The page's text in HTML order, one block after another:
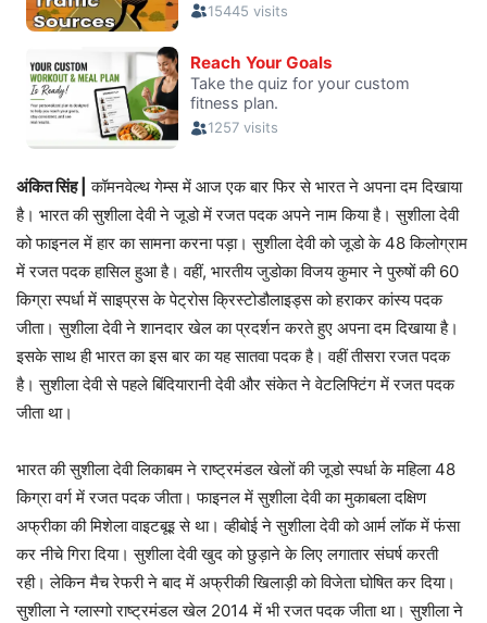
अंकित सिंह | कॉमनवेल्थ गेम्स में आज एक बार फिर से भारत ने अपना दम दिखाया
है। भारत की सुशीला देवी ने जूडो में रजत पदक अपने नाम किया है। सुशीला देवी
को फाइनल में हार का सामना करना पड़ा। सुशीला देवी को जूडो के 48 किलोग्राम
में रजत पदक हासिल हुआ है। वहीं, भारतीय जुडोका विजय कुमार ने पुरुषों की 60
किग्रा स्पर्धा में साइप्रस के पेट्रोस क्रिस्टोडौलाइड्स को हराकर कांस्य पदक
जीता। सुशीला देवी ने शानदार खेल का प्रदर्शन करते हुए अपना दम दिखाया है।
इसके साथ ही भारत का इस बार का यह सातवा पदक है। वहीं तीसरा रजत पदक
है। सुशीला देवी से पहले बिंदियारानी देवी और संकेत ने वेटलिफ्टिंग में रजत पदक
जीता था।
भारत की सुशीला देवी लिकाबम ने राष्ट्रमंडल खेलों की जूडो स्पर्धा के महिला 48
किग्रा वर्ग में रजत पदक जीता। फाइनल में सुशीला देवी का मुकाबला दक्षिण
अफ्रीका की मिशेला वाइटबूइ से था। व्हीबोई ने सुशीला देवी को आर्म लॉक में फंसा
कर नीचे गिरा दिया। सुशीला देवी खुद को छुड़ाने के लिए लगातार संघर्ष करती
रही। लेकिन मैच रेफरी ने बाद में अफ्रीकी खिलाड़ी को विजेता घोषित कर दिया।
सुशीला ने ग्लास्गो राष्ट्रमंडल खेल 2014 में भी रजत पदक जीता था। सुशीला ने